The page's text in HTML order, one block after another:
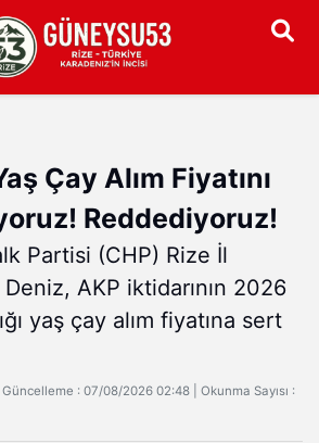
Çay Alım Fiyatını
Reddediyoruz!
Partisi (CHP) Rize İl
AKP iktidarının 2026
yaş çay alım fiyatına sert
: 07/08/2026 02:48 | Okunma Sayısı :